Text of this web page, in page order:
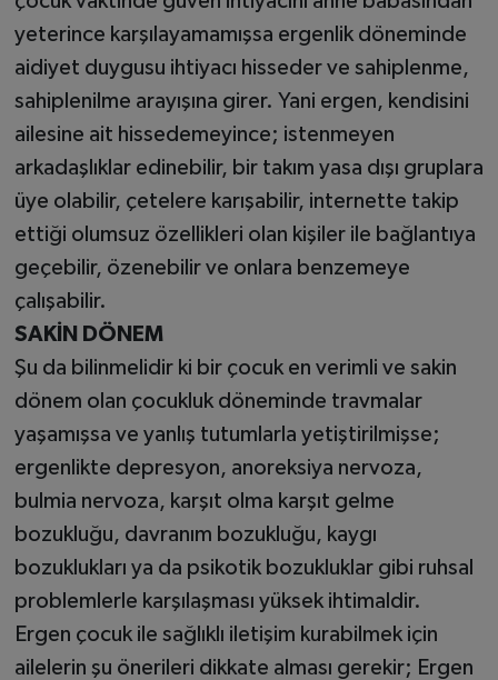
yeterince karşılayamamışsa ergenlik döneminde
aidiyet duygusu ihtiyacı hisseder ve sahiplenme,
sahiplenilme arayışına girer. Yani ergen, kendisini
ailesine ait hissedemeyince; istenmeyen
arkadaşlıklar edinebilir, bir takım yasa dışı gruplara
üye olabilir, çetelere karışabilir, internette takip
ettiği olumsuz özellikleri olan kişiler ile bağlantıya
geçebilir, özenebilir ve onlara benzemeye
çalışabilir.
SAKİN DÖNEM
Şu da bilinmelidir ki bir çocuk en verimli ve sakin
dönem olan çocukluk döneminde travmalar
yaşamışsa ve yanlış tutumlarla yetiştirilmişse;
ergenlikte depresyon, anoreksiya nervoza,
bulmia nervoza, karşıt olma karşıt gelme
bozukluğu, davranım bozukluğu, kaygı
bozuklukları ya da psikotik bozukluklar gibi ruhsal
problemlerle karşılaşması yüksek ihtimaldir.
Ergen çocuk ile sağlıklı iletişim kurabilmek için
ailelerin şu önerileri dikkate alması gerekir; Ergen